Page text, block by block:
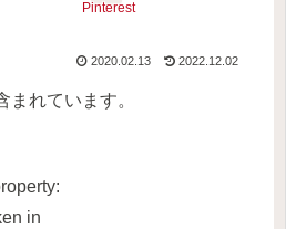
Pinterest
2020.02.13 2022.12.02
れています。
in